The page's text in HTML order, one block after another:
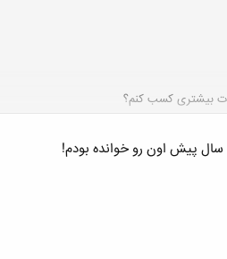
بیشتری کسب کنم؟
سال پیش اون رو خوانده بودم!